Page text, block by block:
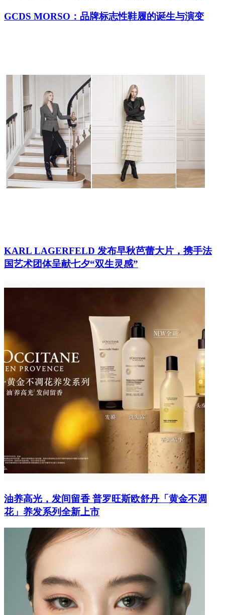
GCDS MORSO：品牌标志性鞋履的诞生与演变
KARL LAGERFELD 发布早秋芭蕾大片，携手法
国艺术团体呈献七夕“双生灵感”
油养高光，发间留香 普罗旺斯欧舒丹「黄金不凋
花」养发系列全新上市